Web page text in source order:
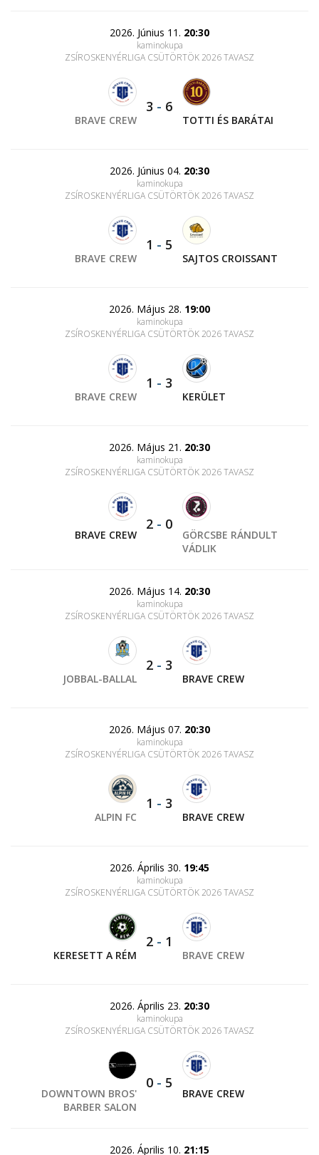
2026. Június 11. 20:30
kaminokupa
ZSÍROSKENYÉRLIGA CSÜTÖRTÖK 2026 TAVASZ
BRAVE CREW
3 - 6
TOTTI ÉS BARÁTAI
2026. Június 04. 20:30
kaminokupa
ZSÍROSKENYÉRLIGA CSÜTÖRTÖK 2026 TAVASZ
BRAVE CREW
1 - 5
SAJTOS CROISSANT
2026. Május 28. 19:00
kaminokupa
ZSÍROSKENYÉRLIGA CSÜTÖRTÖK 2026 TAVASZ
BRAVE CREW
1 - 3
KERÜLET
2026. Május 21. 20:30
kaminokupa
ZSÍROSKENYÉRLIGA CSÜTÖRTÖK 2026 TAVASZ
BRAVE CREW
2 - 0
GÖRCSBE RÁNDULT
VÁDLIK
2026. Május 14. 20:30
kaminokupa
ZSÍROSKENYÉRLIGA CSÜTÖRTÖK 2026 TAVASZ
JOBBAL-BALLAL
2 - 3
BRAVE CREW
2026. Május 07. 20:30
kaminokupa
ZSÍROSKENYÉRLIGA CSÜTÖRTÖK 2026 TAVASZ
ALPIN FC
1 - 3
BRAVE CREW
2026. Április 30. 19:45
kaminokupa
ZSÍROSKENYÉRLIGA CSÜTÖRTÖK 2026 TAVASZ
KERESETT A RÉM
2 - 1
BRAVE CREW
2026. Április 23. 20:30
kaminokupa
ZSÍROSKENYÉRLIGA CSÜTÖRTÖK 2026 TAVASZ
DOWNTOWN BROS'
BARBER SALON
0 - 5
BRAVE CREW
2026. Április 10. 21:15